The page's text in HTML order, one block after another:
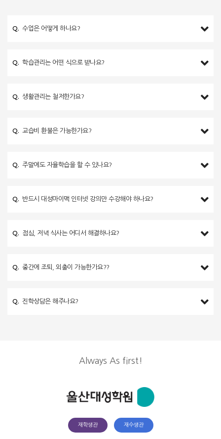
Q. 수업은 어떻게 하나요?
Q. 학습관리는 어떤 식으로 받나요?
Q. 생활관리는 철저한가요?
Q. 교습비 환불은 가능한가요?
Q. 주말에도 자율학습을 할 수 있나요?
Q. 반드시 대성마이맥 인터넷 강의만 수강해야 하나요?
Q. 점심, 저녁 식사는 어디서 해결하나요?
Q. 중간에 조퇴, 외출이 가능한가요??
Q. 진학상담은 해주나요?
Always As first!
재학생관 재수생관